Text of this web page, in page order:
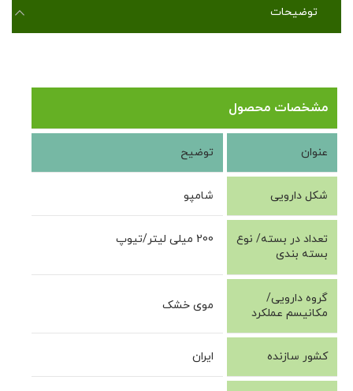
توضیحات
مشخصات محصول
عنوان توضیح
شکل دارویی شامپو
تعداد در بسته/ نوع
بسته بندی
200 میلی لیتر/تیوپ
گروه دارویی/
مکانیسم عملکرد
موی خشک
کشور سازنده ایران